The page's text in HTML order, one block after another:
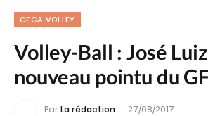
GFCA VOLLEY
Volley-Ball : José
nouveau pointu du
ParLa rédaction 27/08/2017